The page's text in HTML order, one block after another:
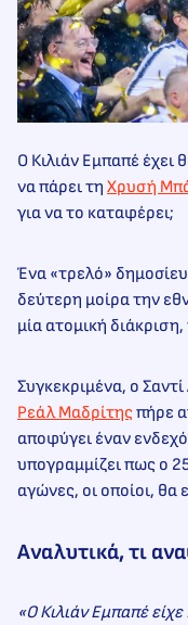
Ο Κιλιάν Εμπαπέ έχει
να πάρει τη Χρυσή
για να το καταφέρει;
Ένα «τρελό»
δεύτερη μοίρα την
μία ατομική
Συγκεκριμένα, ο
Ρεάλ Μαδρίτης πήρε
αποφύγει έναν
υπογραμμίζει πως ο
αγώνες, οι οποίοι, θα
Αναλυτικά, τι
«Ο Κιλιάν Εμπαπέ